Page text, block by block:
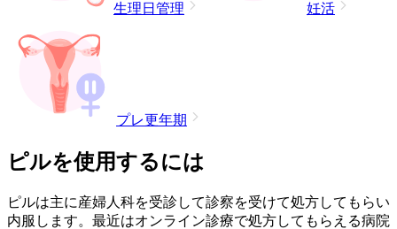
生理日管理 妊活
プレ更年期
ピルを使用するには
ピルは主に産婦人科を受診して診察を受けて処方してもらい
内服します。最近はオンライン診療で処方してもらえる病院